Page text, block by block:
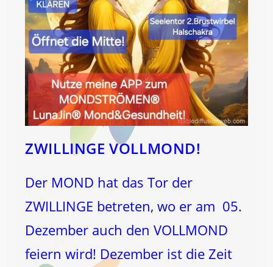
ZWILLINGE VOLLMOND!
Der MOND hat das Tor der
ZWILLINGE betreten, wo er am 05.
Dezember auch den VOLLMOND
feiern wird! Dezember ist die Zeit